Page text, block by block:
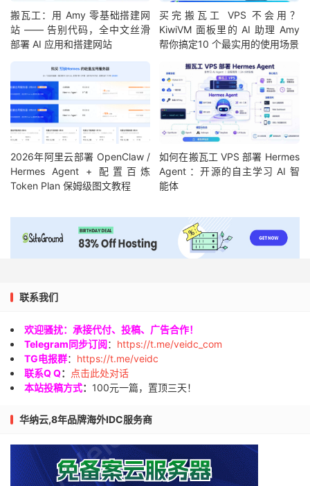
搬瓦工：用 Amy 零基础搭建网
站 —— 告别代码，全中文丝滑
部署 AI 应用和搭建网站
买完搬瓦工 VPS 不会用？
KiwiVM 面板里的 AI 助理 Amy
帮你搞定10 个最实用的使用场景
2026年阿里云部署 OpenClaw /
Hermes Agent + 配置百炼
Token Plan 保姆级图文教程
如何在搬瓦工 VPS 部署 Hermes
Agent ：开源的自主学习 AI 智
能体
联系我们
欢迎骚扰：承接代付、投稿、广告合作！
Telegram同步订阅： https://t.me/veidc_com
TG电报群： https://t.me/veidc
联系Q Q：
点击此处对话
本站投稿方式： 100元一篇，置顶三天！
华纳云,8年品牌海外IDC服务商